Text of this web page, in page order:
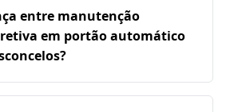
entre manutenção
em portão automático